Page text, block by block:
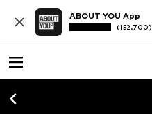
ABOUT YOU App
(152.700)